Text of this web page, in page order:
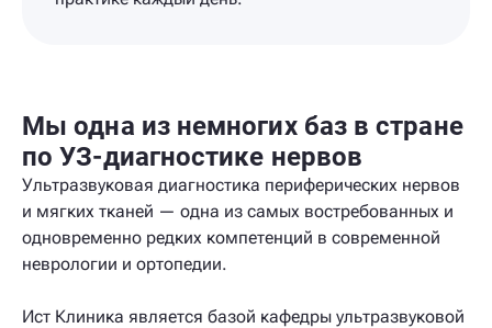
Мы одна из немногих баз в стране
по УЗ-диагностике нервов
Ультразвуковая диагностика периферических нервов
и мягких тканей — одна из самых востребованных и
одновременно редких компетенций в современной
неврологии и ортопедии.
Ист Клиника является базой кафедры ультразвуковой